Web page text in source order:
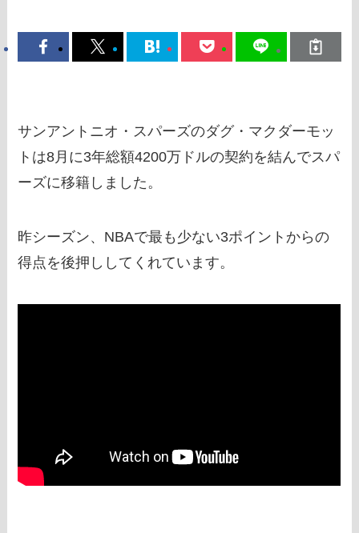
サンアントニオ・スパーズのダグ・マクダーモッ
トは8月に3年総額4200万ドルの契約を結んでスパ
ーズに移籍しました。
昨シーズン、NBAで最も少ない3ポイントからの
得点を後押ししてくれています。